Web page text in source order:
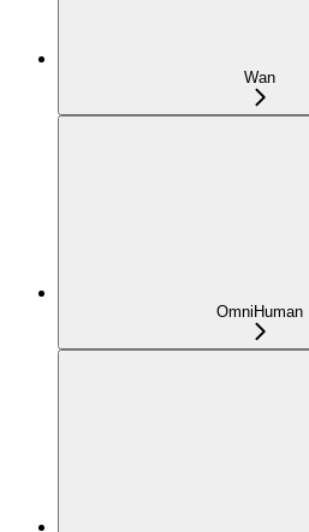
Wan
OmniHuman